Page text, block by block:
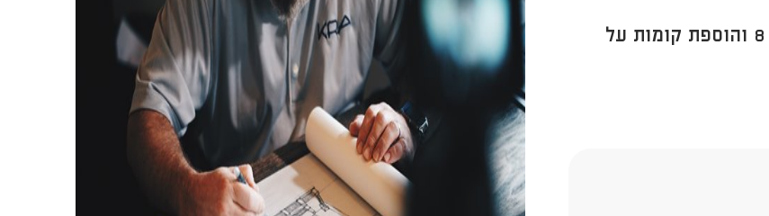
הקמת מלון במבנה לשימור בשדרות ירושלים 8 והוספת קומות על